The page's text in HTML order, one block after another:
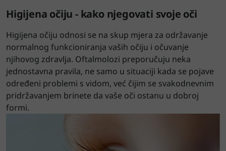
Higijena očiju - kako njegovati svoje oči
Higijena očiju odnosi se na skup mjera za održavanje
normalnog funkcioniranja vaših očiju i očuvanje
njihovog zdravlja. Oftalmolozi preporučuju neka
jednostavna pravila, ne samo u situaciji kada se pojave
određeni problemi s vidom, već čijim se svakodnevnim
pridržavanjem brinete da vaše oči ostanu u dobroj
formi.